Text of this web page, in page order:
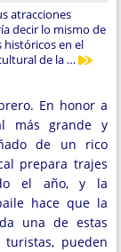
atracciones
decir lo mismo de
en el
de la …
En honor a
más grande y
de un rico
prepara trajes
el año, y la
hace que la
una de estas
pueden